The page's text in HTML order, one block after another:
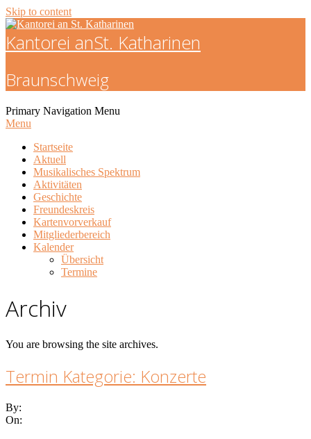
Skip to content
Kantorei anSt. Katharinen
Braunschweig
Primary Navigation Menu
Menu
Startseite
Aktuell
Musikalisches Spektrum
Aktivitäten
Geschichte
Freundeskreis
Kartenvorverkauf
Mitgliederbereich
Kalender
Übersicht
Termine
Archiv
You are browsing the site archives.
Termin Kategorie: Konzerte
By:
On: